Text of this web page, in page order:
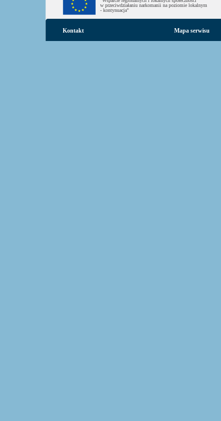
w przeciwdziałaniu narkomanii na poziomie lokalnym
- kontynuacja"
Kontakt Mapa serwisu